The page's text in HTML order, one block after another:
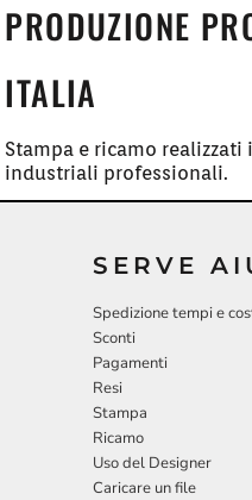
PRODUZIONE
ITALIA
Stampa e ricamo
industriali professionali.
SERVE
Spedizione tempi e
Sconti
Pagamenti
Resi
Stampa
Ricamo
Uso del Designer
Caricare un file